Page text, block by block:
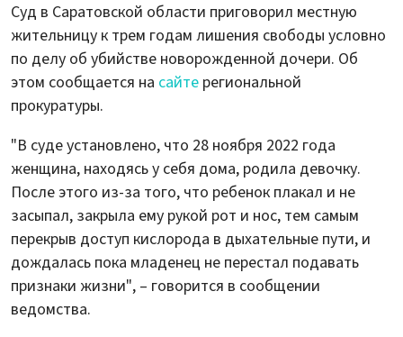
Суд в Саратовской области приговорил местную
жительницу к трем годам лишения свободы условно
по делу об убийстве новорожденной дочери. Об
этом сообщается на сайте региональной
прокуратуры.
"В суде установлено, что 28 ноября 2022 года
женщина, находясь у себя дома, родила девочку.
После этого из-за того, что ребенок плакал и не
засыпал, закрыла ему рукой рот и нос, тем самым
перекрыв доступ кислорода в дыхательные пути, и
дождалась пока младенец не перестал подавать
признаки жизни", – говорится в сообщении
ведомства.